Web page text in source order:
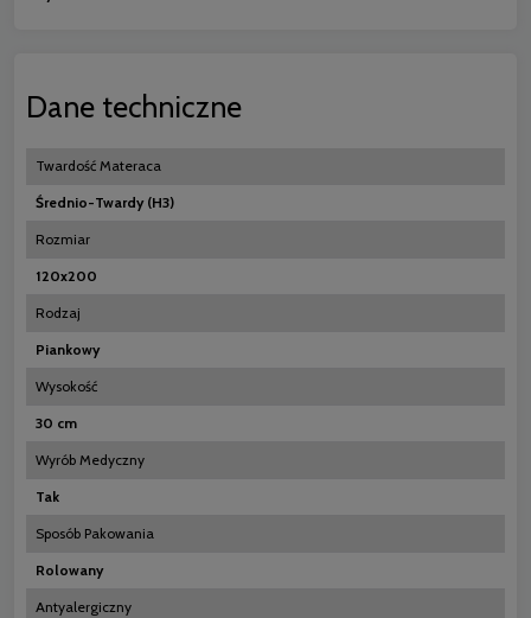
Dane techniczne
Twardość Materaca
Średnio-Twardy (H3)
Rozmiar
120x200
Rodzaj
Piankowy
Wysokość
30 cm
Wyrób Medyczny
Tak
Sposób Pakowania
Rolowany
Antyalergiczny